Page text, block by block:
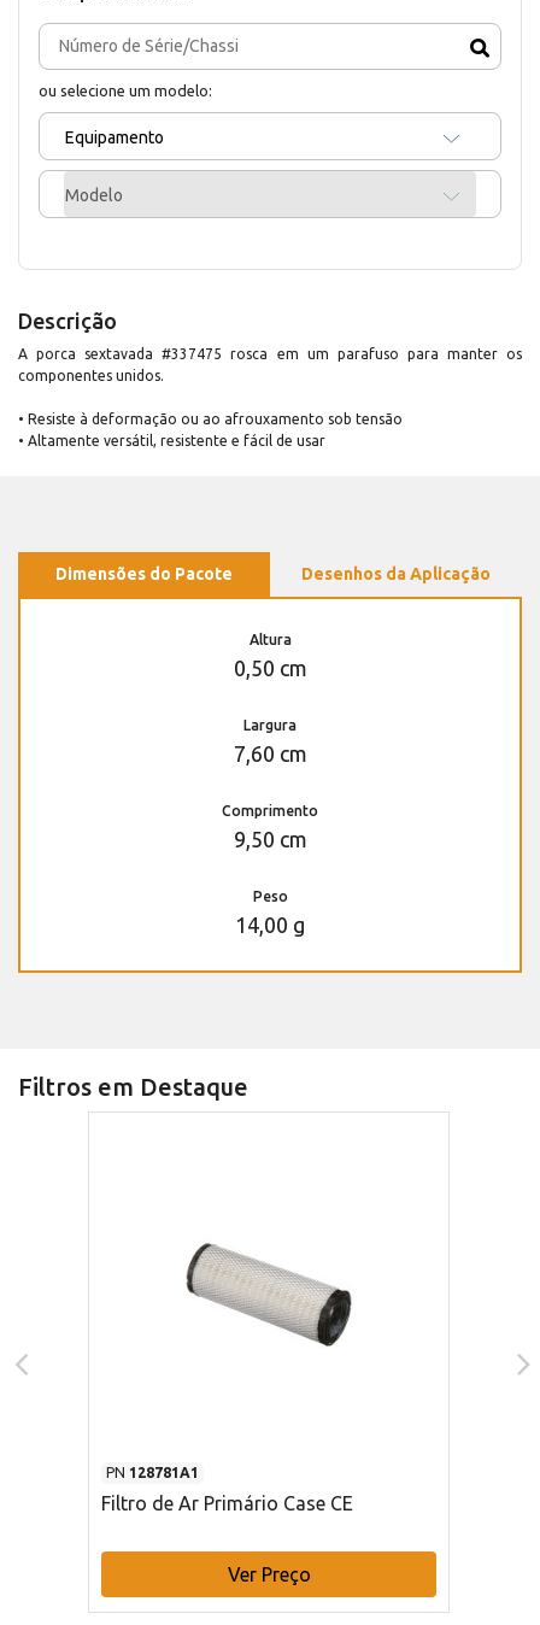
ou selecione um modelo:
Equipamento
Modelo
Descrição
A porca sextavada #337475 rosca em um parafuso para manter os
componentes unidos.
• Resiste à deformação ou ao afrouxamento sob tensão
• Altamente versátil, resistente e fácil de usar
Dimensões do Pacote Desenhos da Aplicação
Altura
0,50 cm
Largura
7,60 cm
Comprimento
9,50 cm
Peso
14,00 g
Filtros em Destaque
PN 128781A1
Filtro de Ar Primário Case CE
Ver Preço